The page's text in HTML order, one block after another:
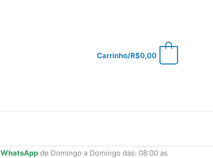
Carrinho/R$0,00
WhatsAppde Domingo a Domingo das: 08:00 as